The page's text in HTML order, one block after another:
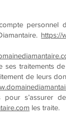
personnel
https://
ses traitements
de leurs
s’assurer
les traite.